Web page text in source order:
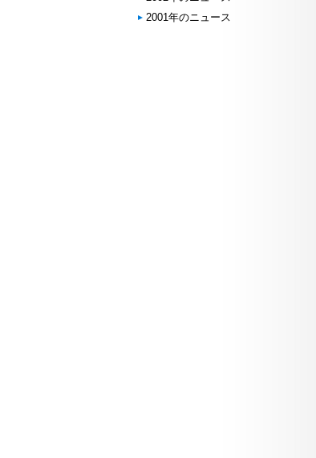
2001年のニュース